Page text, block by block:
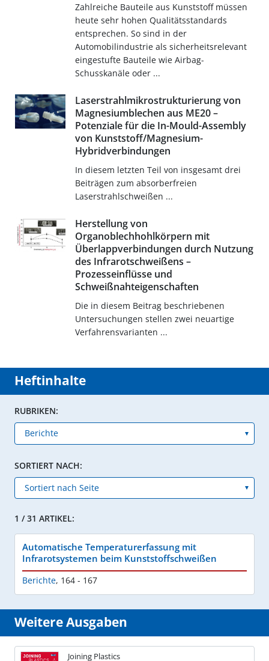
Zahlreiche Bauteile aus Kunststoff müssen
heute sehr hohen Qualitätsstandards
entsprechen. So sind in der
Automobilindustrie als sicherheitsrelevant
eingestufte Bauteile wie Airbag-
Schusskanäle oder ...
Laserstrahlmikrostrukturierung von
Magnesiumblechen aus ME20 –
Potenziale für die In-Mould-Assembly
von Kunststoff/Magnesium-
Hybridverbindungen
In diesem letzten Teil von insgesamt drei
Beiträgen zum absorberfreien
Laserstrahlschweißen ...
Herstellung von
Organoblechhohlkörpern mit
Überlappverbindungen durch Nutzung
des Infrarotschweißens –
Prozesseinflüsse und
Schweißnahteigenschaften
Die in diesem Beitrag beschriebenen
Untersuchungen stellen zwei neuartige
Verfahrensvarianten ...
Heftinhalte
RUBRIKEN:
SORTIERT NACH:
1 / 31 ARTIKEL:
Automatische Temperaturerfassung mit
Infrarotsystemen beim Kunststoffschweißen
Berichte, 164 - 167
Weitere Ausgaben
Joining Plastics